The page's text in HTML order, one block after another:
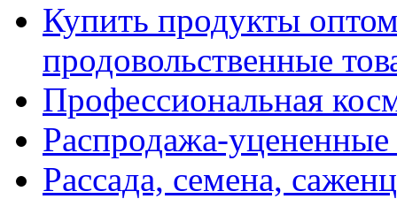
Купить продукты
продовольственные
Профессиональная
Распродажа-уцененные
Рассада, семена,